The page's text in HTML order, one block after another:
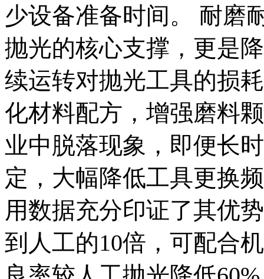
少设备准备时间。 耐磨
抛光的核心支撑，更是
续运转对抛光工具的损
化材料配方，增强磨料
业中脱落现象，即便长
定，大幅降低工具更换
用数据充分印证了其优
到人工的10倍，可配合